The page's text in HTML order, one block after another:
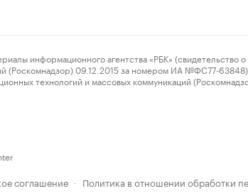
агентства «РБК» (свидетельство о
09.12.2015 за номером ИА №ФС77-63848)
технологий и массовых коммуникаций
соглашение · Политика в отношении обработки